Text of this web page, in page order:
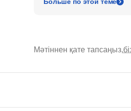
Больше по этой теме
Мәтіннен қате тапсаңыз,